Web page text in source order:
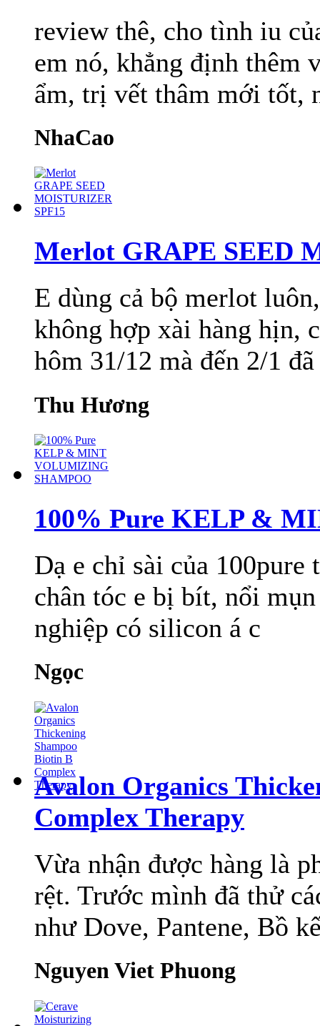
review thê, cho tình iu
em nó, khẳng định thêm
ẩm, trị vết thâm mới tốt,
NhaCao
Merlot GRAPE SEED
E dùng cả bộ merlot
không hợp xài hàng hịn,
hôm 31/12 mà đến 2/1
Thu Hương
100% Pure KELP &
Dạ e chỉ sài của
chân tóc e bị bít, nổi
nghiệp có silicon á c
Ngọc
Avalon Organics
Complex Therapy
Vừa nhận được hàng là
rệt. Trước mình đã thử
như Dove, Pantene, Bồ
Nguyen Viet Phuong